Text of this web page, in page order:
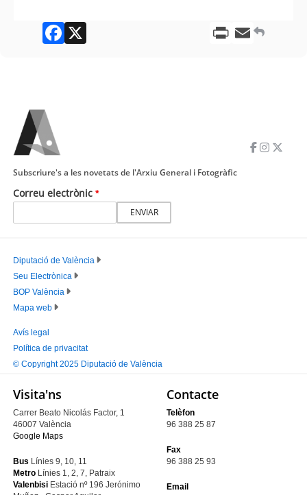
Facebook PrintEmail
Correu electrònic
Subscriure's a les novetats de l'Arxiu General i Fotogràfic
PIE
PRINCIPAL
Diputació de València
Seu Electrònica
BOP València
Mapa web
PIE
SECUNDARIO
Avís legal
Política de privacitat
© Copyright 2025 Diputació de València
Visita'ns
Carrer Beato Nicolás Factor, 1
46007 València
Google Maps
Bus Línies 9, 10, 11
Metro Línies 1, 2, 7, Patraix
Valenbisi Estació nº 196 Jerónimo
Contacte
Telèfon
96 388 25 87
Fax
96 388 25 93
Email